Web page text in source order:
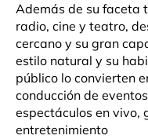
Además de su faceta
radio, cine y teatro,
cercano y su gran
estilo natural y su
público lo convierten
conducción de
espectáculos en vivo,
entretenimiento